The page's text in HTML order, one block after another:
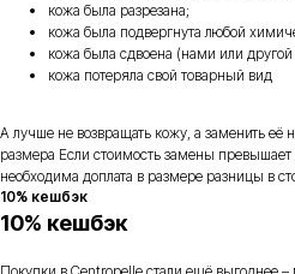
кожа была разрезана;
кожа была подвергнута любой
кожа была сдвоена (нами или
кожа потеряла свой товарный вид
А лучше не возвращать кожу, а заменить её
размера Если стоимость замены превышает
необходима доплата в размере разницы в
10% кешбэк
10% кешбэк